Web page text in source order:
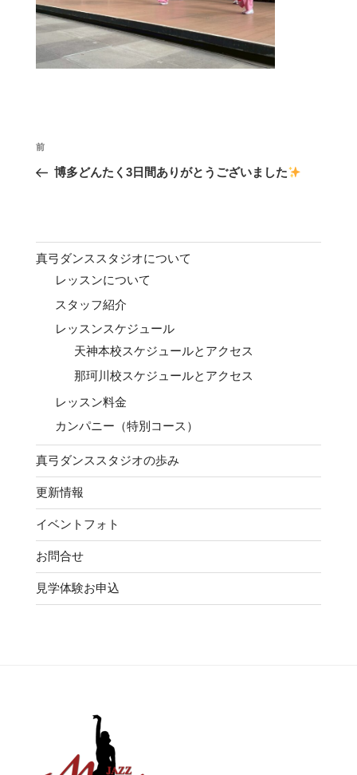
投
ナ
ー
前
の
前
博多どんたく3日間ありがとうございました
真弓ダンススタジオについて
レッスンについて
スタッフ紹介
レッスンスケジュール
天神本校スケジュールとアクセス
那珂川校スケジュールとアクセス
レッスン料金
カンパニー（特別コース）
真弓ダンススタジオの歩み
更新情報
イベントフォト
お問合せ
見学体験お申込